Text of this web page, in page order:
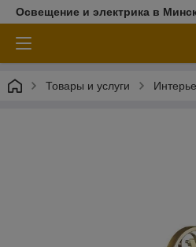
Освещение и электрика в
Товары и услуги